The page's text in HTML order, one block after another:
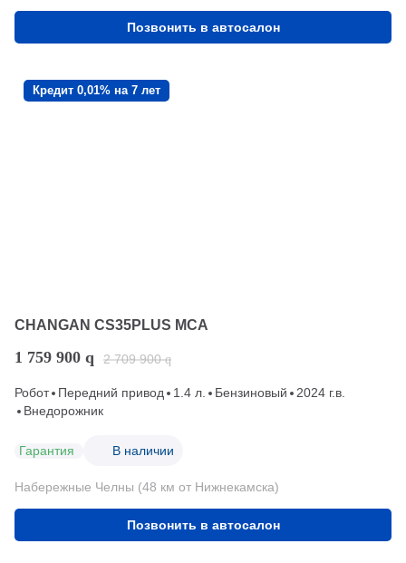
Позвонить в автосалон
Кредит 0,01% на 7 лет
CHANGAN CS35PLUS MCA
1 759 900 q 2 709 900 q
Робот Передний привод 1.4 л. Бензиновый
2024 г.в.
Внедорожник
Гарантия В наличии
Набережные Челны (48 км от Нижнекамска)
Позвонить в автосалон